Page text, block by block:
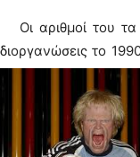
Οι αριθμοί του
διοργανώσεις το